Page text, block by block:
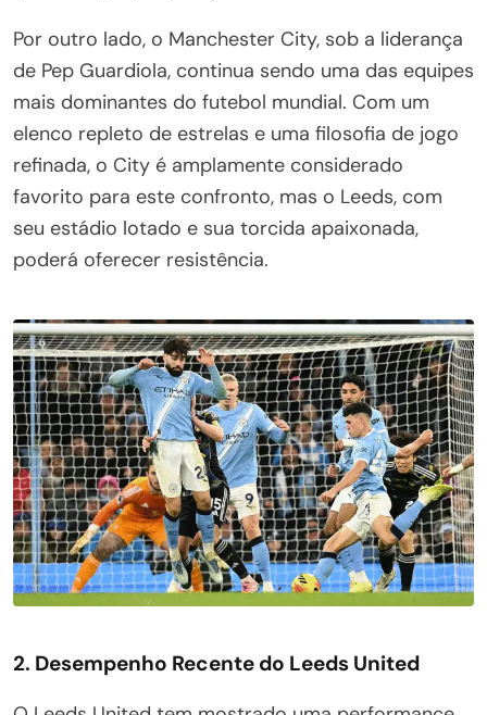
Por outro lado, o Manchester City, sob a liderança
de Pep Guardiola, continua sendo uma das equipes
mais dominantes do futebol mundial. Com um
elenco repleto de estrelas e uma filosofia de jogo
refinada, o City é amplamente considerado
favorito para este confronto, mas o Leeds, com
seu estádio lotado e sua torcida apaixonada,
poderá oferecer resistência.
2. Desempenho Recente do Leeds United